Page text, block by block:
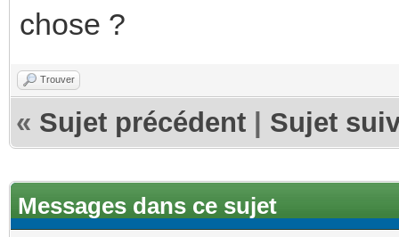
chose ?
Trouver
« Sujet précédent Sujet
Messages dans ce sujet